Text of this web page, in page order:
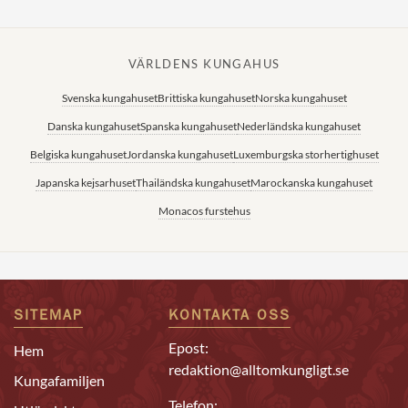
VÄRLDENS KUNGAHUS
Svenska kungahusetBrittiska kungahusetNorska kungahuset
Danska kungahusetSpanska kungahusetNederländska kungahuset
Belgiska kungahusetJordanska kungahusetLuxemburgska storhertighuset
Japanska kejsarhusetThailändska kungahusetMarockanska kungahuset
Monacos furstehus
SITEMAP
Hem
Kungafamiljen
KONTAKTA OSS
Epost:
redaktion@alltomkungligt.se